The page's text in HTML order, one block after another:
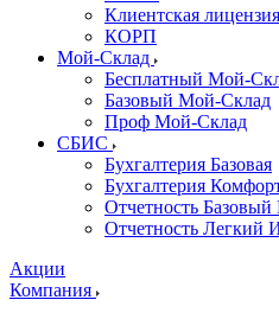
Клиентская
КОРП
Мой-Склад
Бесплатный Мой-
Базовый Мой-Склад
Проф Мой-Склад
СБИС
Бухгалтерия Базовая
Бухгалтерия
Отчетность
Отчетность Легкий
Акции
Компания